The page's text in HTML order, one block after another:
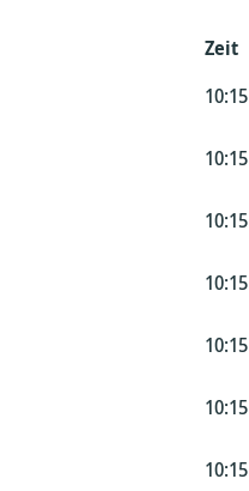
Zeit